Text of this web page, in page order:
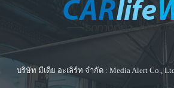
บริษัท มีเดีย อะเลิร์ท จำกัด : Media Alert Co.,